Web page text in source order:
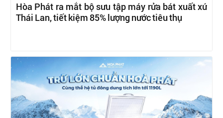
Hòa Phát ra mắt bộ sưu tập máy rửa bát xuất xứ
Thái Lan, tiết kiệm 85% lượng nước tiêu thụ